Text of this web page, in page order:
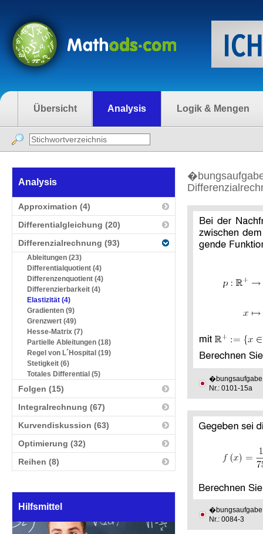
Übersicht Analysis Logik & Mengen
Analysis
Approximation (4)
Differentialgleichung (20)
Differenzialrechnung (93)
Ableitungen (23)
Differentialquotient (4)
Differenzenquotient (4)
Differenzierbarkeit (4)
Elastizität (4)
Gradienten (9)
Grenzwert (49)
Hesse-Matrix (7)
Partielle Ableitungen (18)
Regel von L´Hospital (19)
Stetigkeit (6)
Totales Differential (5)
Folgen (15)
Integralrechnung (67)
Kurvendiskussion (63)
Optimierung (32)
Reihen (8)
Hilfsmittel
�bungsaufgabe
Nr.: 0101-15a
�bungsaufgabe
Nr.: 0084-3